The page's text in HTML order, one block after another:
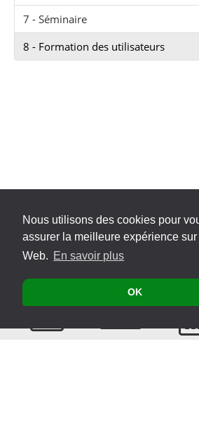
Nous utilisons des cookies pour
assurer la meilleure expérience
Web. En savoir plus
OK
7 - Séminaire
8 - Formation des utilisateurs